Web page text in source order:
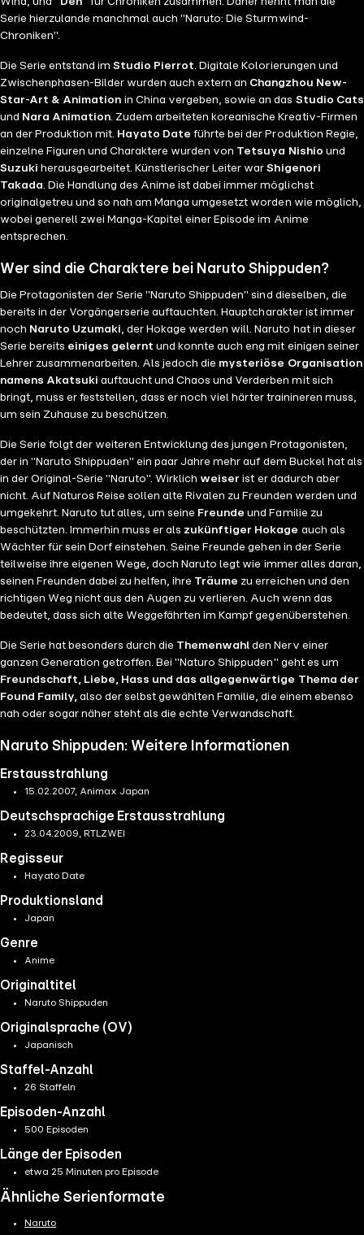
Serie hierzulande manchmal auch "Naruto: Die Sturmwind-
Chroniken".
Die Serie entstand imStudio Pierrot. Digitale Kolorierungen und
Zwischenphasen-Bilder wurden auch extern an Changzhou New-
Star-Art & Animation in China vergeben, sowie an das Studio Cats
und Nara Animation. Zudem arbeiteten koreanische Kreativ-Firmen
an der Produktion mit. Hayato Date führte bei der Produktion Regie,
einzelne Figuren und Charaktere wurden von Tetsuya Nishio und
Suzuki herausgearbeitet. Künstlerischer Leiter warShigenori
Takada. Die Handlung des Anime ist dabei immer möglichst
originalgetreu und so nah am Manga umgesetzt worden wie möglich,
wobei generell zwei Manga-Kapitel einer Episode im Anime
entsprechen.
Wer sind die Charaktere bei Naruto Shippuden?
Die Protagonisten der Serie "Naruto Shippuden" sind dieselben, die
bereits in der Vorgängerserie auftauchten. Hauptcharakter ist immer
noch Naruto Uzumaki, der Hokage werden will. Naruto hat in dieser
Serie bereits einiges gelernt und konnte auch eng mit einigen seiner
Lehrer zusammenarbeiten. Als jedoch die mysteriöse Organisation
namens Akatsuki auftaucht und Chaos und Verderben mit sich
bringt, muss er feststellen, dass er noch viel härter trainineren muss,
um sein Zuhause zu beschützen.
Die Serie folgt der weiteren Entwicklung des jungen Protagonisten,
der in "Naruto Shippuden" ein paar Jahre mehr auf dem Buckel hat als
in der Original-Serie "Naruto". Wirklich weiser ist er dadurch aber
nicht. Auf Naturos Reise sollen alte Rivalen zu Freunden werden und
umgekehrt. Naruto tut alles, um seine Freunde und Familie zu
beschützten. Immerhin muss er als zukünftiger Hokage auch als
Wächter für sein Dorf einstehen. Seine Freunde gehen in der Serie
teilweise ihre eigenen Wege, doch Naruto legt wie immer alles daran,
seinen Freunden dabei zu helfen, ihre Träume zu erreichen und den
richtigen Weg nicht aus den Augen zu verlieren. Auch wenn das
bedeutet, dass sich alte Weggefährten im Kampf gegenüberstehen.
Die Serie hat besonders durch die Themenwahl den Nerv einer
ganzen Generation getroffen. Bei "Naturo Shippuden" geht es um
Freundschaft, Liebe, Hass und das allgegenwärtige Thema der
Found Family, also der selbst gewählten Familie, die einem ebenso
nah oder sogar näher steht als die echte Verwandschaft.
Naruto Shippuden: Weitere Informationen
Erstausstrahlung
15.02.2007, Animax Japan
Deutschsprachige Erstausstrahlung
23.04.2009, RTLZWEI
Regisseur
Hayato Date
Produktionsland
Japan
Genre
Anime
Originaltitel
Naruto Shippuden
Originalsprache (OV)
Japanisch
Staffel-Anzahl
26 Staffeln
Episoden-Anzahl
500 Episoden
Länge der Episoden
etwa 25 Minuten pro Episode
Ähnliche Serienformate
Naruto